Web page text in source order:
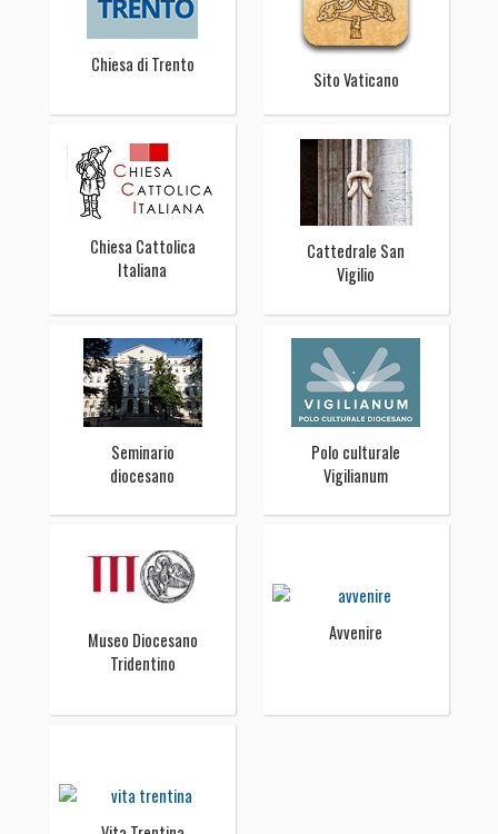
Chiesa di Trento
Sito Vaticano
Chiesa Cattolica
Italiana
Cattedrale San
Vigilio
Seminario
diocesano
Polo culturale
Vigilianum
Museo Diocesano
Tridentino
Avvenire